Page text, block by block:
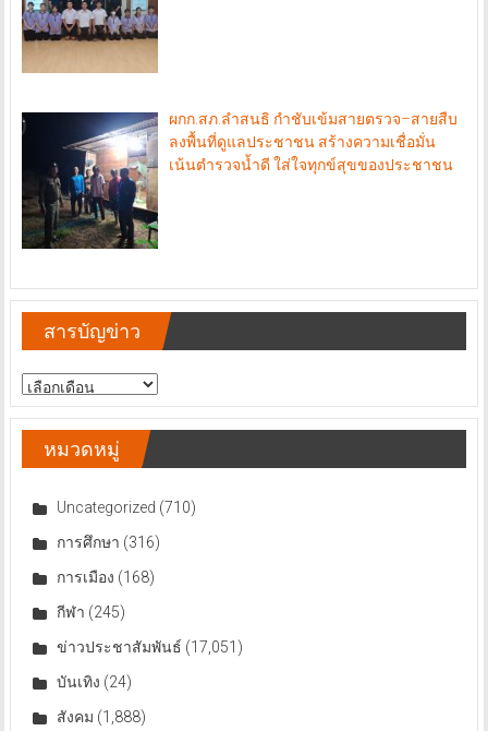
ผกก.สภ.ลำสนธิ กำชับเข้มสายตรวจ–สายสืบ
ลงพื้นที่ดูแลประชาชน สร้างความเชื่อมั่น
เน้นตำรวจน้ำดี ใส่ใจทุกข์สุขของประชาชน
สารบัญข่าว
สารบัญ
ข่าว
หมวดหมู่
Uncategorized (710)
การศึกษา (316)
การเมือง (168)
กีฬา (245)
ข่าวประชาสัมพันธ์ (17,051)
บันเทิง (24)
สังคม (1,888)